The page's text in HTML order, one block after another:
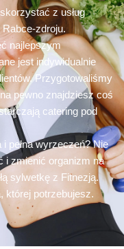
z usług
zdroju.
najlepszym
jest indywidualnie
Przygotowaliśmy
pewno znajdziesz coś
catering pod
i pełna wyrzeczeń? Nie
i zmienić organizm na
sylwetkę z Fitnezją.
której potrzebujesz.